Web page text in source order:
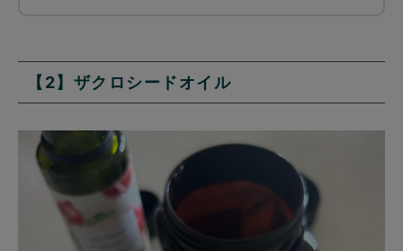
【2】ザクロシードオイル